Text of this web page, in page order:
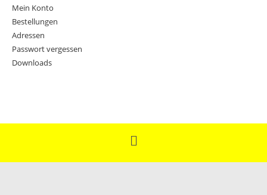
Mein Konto
Bestellungen
Adressen
Passwort vergessen
Downloads